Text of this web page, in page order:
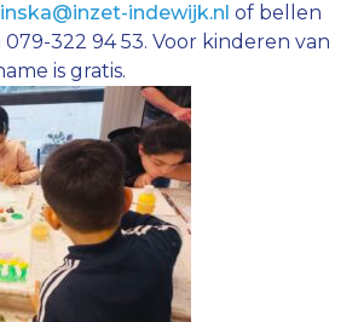
indewijk.nl of bellen
322 94 53. Voor kinderen van
is gratis.